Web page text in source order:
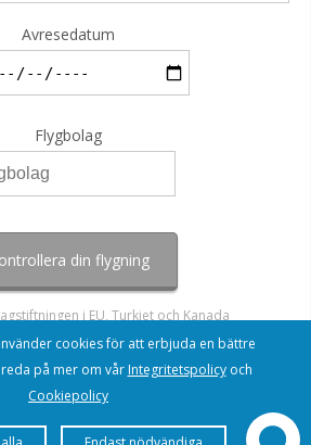
Avresedatum
Flygbolag
din flygning
i EU, Turkiet och Kanada
cookies för att erbjuda en bättre
på mer om vår Integritetspolicyoch
Cookiepolicy